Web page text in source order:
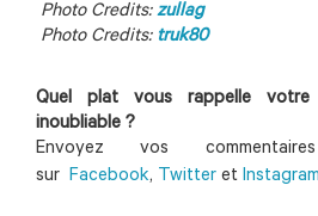
Photo Credits: zullag
Photo Credits:truk80
Quel plat vous rappelle
inoubliable ?
Envoyez vos
sur Facebook, Twitter et Instagram